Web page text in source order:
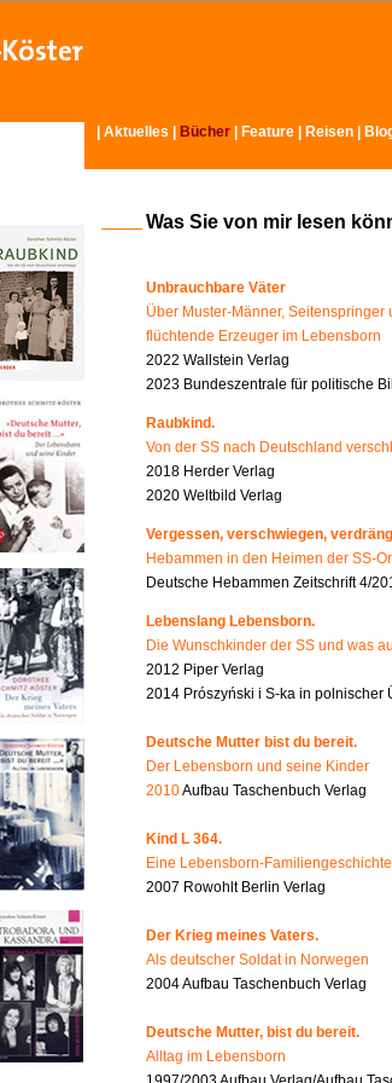
Aktuelles Bücher Feature Reisen
Was Sie von mir lesen
Unbrauchbare Väter
Über Muster-Männer, Seitenspringer
flüchtende Erzeuger im Lebensborn
2022 Wallstein Verlag
2023 Bundeszentrale für politische
Raubkind.
Von der SS nach Deutschland
2018 Herder Verlag
2020 Weltbild Verlag
Vergessen, verschwiegen,
Hebammen in den Heimen der SS-
Deutsche Hebammen Zeitschrift 4/
Lebenslang Lebensborn.
Die Wunschkinder der SS und was
2012 Piper Verlag
2014 Prószyński i S-ka in polnischer
Deutsche Mutter bist du bereit.
Der Lebensborn und seine Kinder
2010Aufbau Taschenbuch Verlag
Kind L 364.
Eine Lebensborn-Familiengeschichte
2007 Rowohlt Berlin Verlag
Der Krieg meines Vaters.
Als deutscher Soldat in Norwegen
2004 Aufbau Taschenbuch Verlag
Deutsche Mutter, bist du bereit.
Alltag im Lebensborn